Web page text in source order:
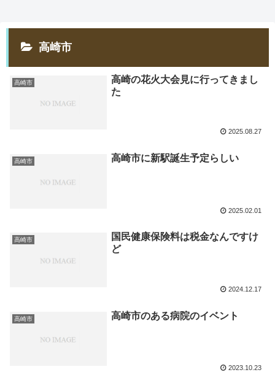
高崎市
高崎市
高崎の花火大会見に行ってきまし
た
2025.08.27
高崎市 高崎市に新駅誕生予定らしい
2025.02.01
高崎市
国民健康保険料は税金なんですけ
ど
2024.12.17
高崎市 高崎市のある病院のイベント
2023.10.23